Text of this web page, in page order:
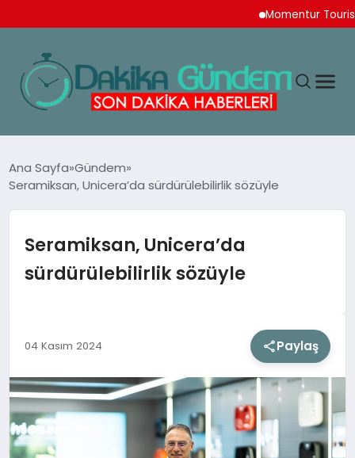
Momentur Tourism &
SPOR
EKONOMI
SIYASET
SAĞLIK
Ana Sayfa Gündem
Seramiksan, Unicera’da sürdürülebilirlik sözüyle
Seramiksan, Unicera’da
sürdürülebilirlik sözüyle
04 Kasım 2024 Paylaş